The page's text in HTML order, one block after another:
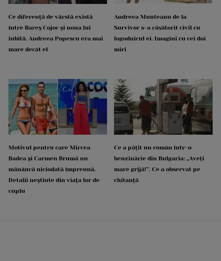
Ce diferență de vârstă există
între Rareș Cojoc și noua lui
iubită. Andreea Popescu era mai
mare decât el
Andreea Munteanu de la
Survivor s-a căsătorit civil cu
logodnicul ei. Imagini cu cei doi
miri
Motivul pentru care Mircea
Badea și Carmen Brumă nu
mănâncă niciodată împreună.
Detalii neștiute din viața lor de
cuplu
Ce a pățit un român într-o
benzinărie din Bulgaria: „Aveți
mare grijă!”. Ce a observat pe
chitanță